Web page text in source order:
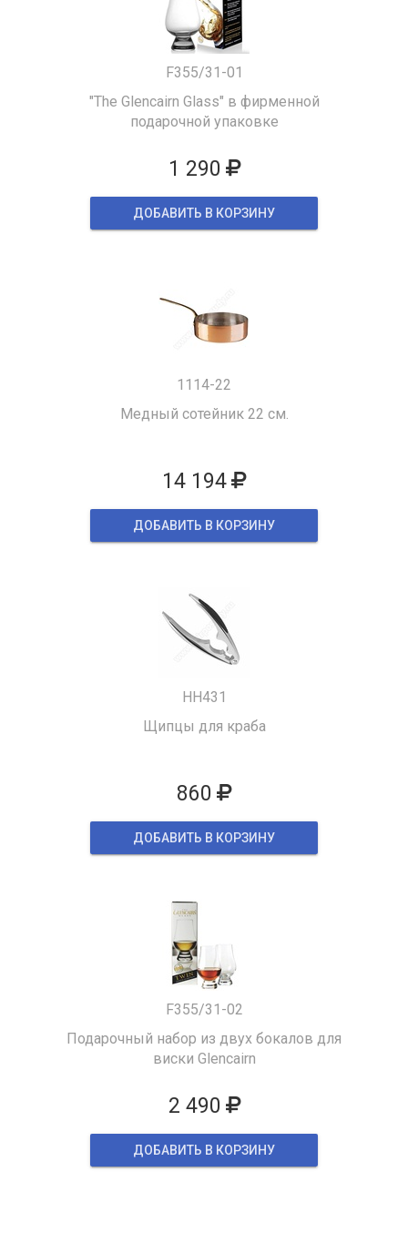
F355/31-01
"The Glencairn Glass" в фирменной
подарочной упаковке
1 290
ДОБАВИТЬ В КОРЗИНУ
1114-22
Медный сотейник 22 см.
14 194
ДОБАВИТЬ В КОРЗИНУ
HH431
Щипцы для краба
860
ДОБАВИТЬ В КОРЗИНУ
F355/31-02
Подарочный набор из двух бокалов для
виски Glencairn
2 490
ДОБАВИТЬ В КОРЗИНУ